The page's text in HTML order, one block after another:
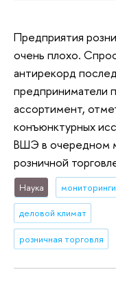
Предприятия
очень плохо.
антирекорд
предприниматели
ассортимент,
конъюнктурных
ВШЭ в очередном
розничной
Наука мониторинги
деловой климат
розничная торговля